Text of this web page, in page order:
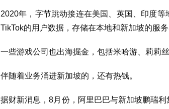
2020年，字节跳动接连在美国、英国、印度
TikTok的用户数据，存储在本地和新加坡的服务
一些游戏公司也出海掘金，包括米哈游、莉莉丝
伴随着业务涌进新加坡的，还有热钱。
据财新消息，8月份，阿里巴巴与新加坡鹏瑞